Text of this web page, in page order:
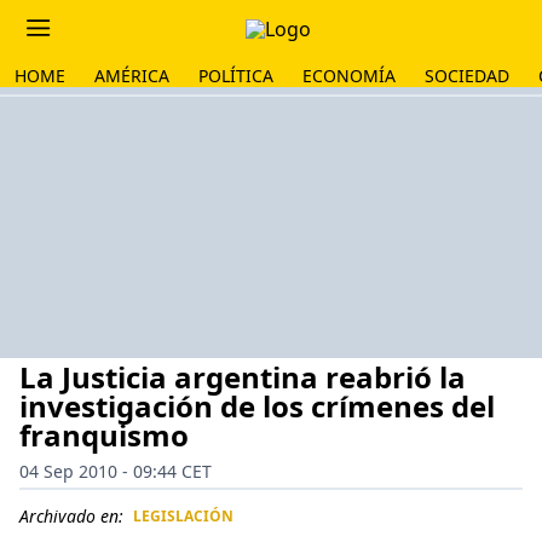
HOME AMÉRICA POLÍTICA ECONOMÍA SOCIEDAD
La Justicia argentina reabrió la
investigación de los crímenes del
franquismo
04 Sep 2010 - 09:44 CET
Archivado en: LEGISLACIÓN